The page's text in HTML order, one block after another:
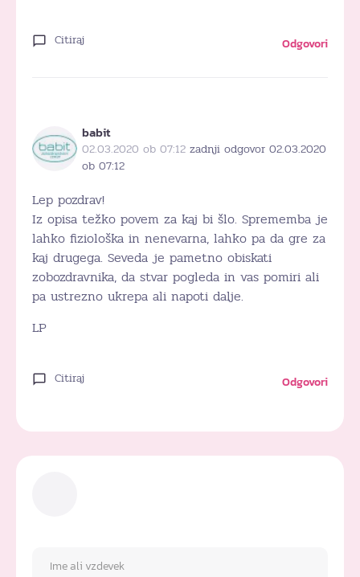
Citiraj Odgovori
babit
02.03.2020 ob 07:12 zadnji odgovor 02.03.2020
ob 07:12
Lep pozdrav!
Iz opisa težko povem za kaj bi šlo. Sprememba je
lahko fiziološka in nenevarna, lahko pa da gre za
kaj drugega. Seveda je pametno obiskati
zobozdravnika, da stvar pogleda in vas pomiri ali
pa ustrezno ukrepa ali napoti dalje.
LP
Citiraj Odgovori